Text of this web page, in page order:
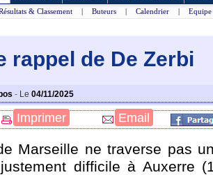
& Classement | Buteurs | Calendrier | Equipe
rappel de De Zerbi
- Le 04/11/2025
Imprimer Email
Marseille ne traverse pas
difficile à Auxerre